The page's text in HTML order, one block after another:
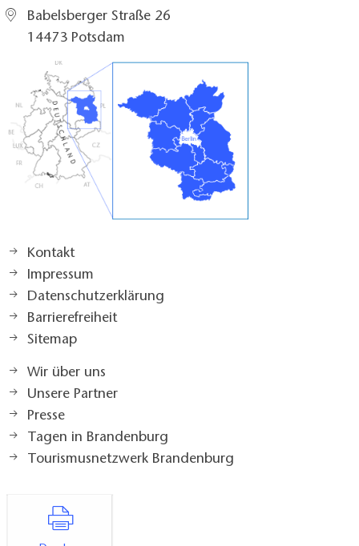
Babelsberger Straße 26
14473 Potsdam
Kontakt
Impressum
Datenschutzerklärung
Barrierefreiheit
Sitemap
Wir über uns
Unsere Partner
Presse
Tagen in Brandenburg
Tourismusnetzwerk Brandenburg